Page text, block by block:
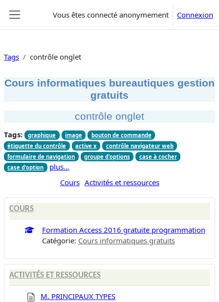
Vous êtes connecté anonymement Connexion
Tags contrôle onglet
Cours informatiques bureautiques gestion
gratuits
contrôle onglet
Tags: graphique image
bouton de commande
étiquette du contrôle
active x
contrôle navigateur web
formulaire de navigation
groupe d'options
case à cocher
case d'option
plus…
Cours Activités et ressources
COURS
Formation Access 2016 gratuite programmation
Catégorie: Cours informatiques gratuits
ACTIVITÉS ET RESSOURCES
M. PRINCIPAUX TYPES